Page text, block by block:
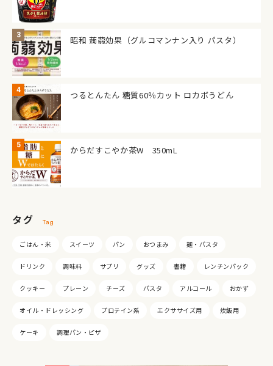
昭和 蒟蒻効果（グルコマンナン入り パスタ）
つるとんたん 糖質60％カット ロカボうどん
からだすこやか茶W 350mL
タグ Tag
ごはん・米 スイーツ パン おつまみ 麺・パスタ
ドリンク 調味料 サプリ グッズ 書籍 レンチンパック
クッキー プレーン チーズ パスタ アルコール おかず
オイル・ドレッシング プロテイン系 エクササイズ用 炊飯用
ケーキ 調理パン・ピザ